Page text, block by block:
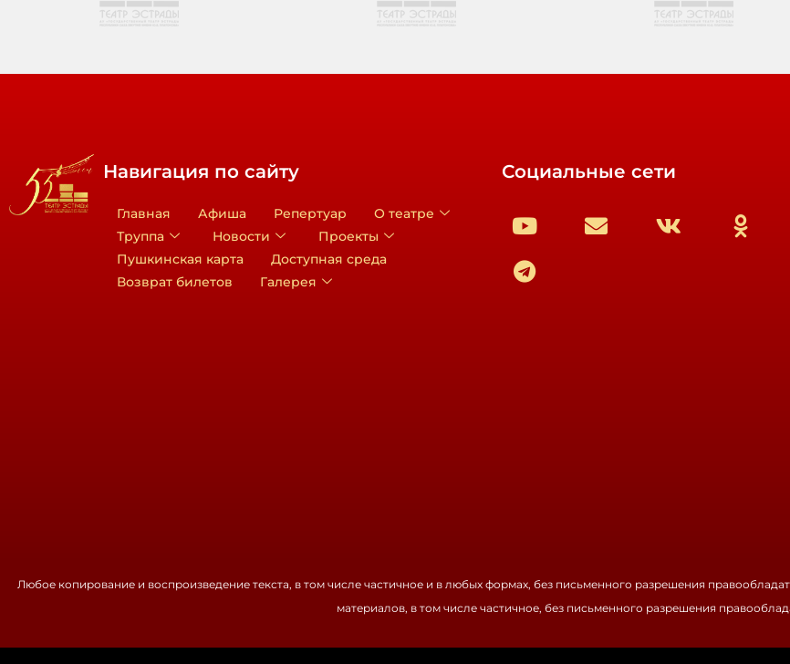
Навигация по сайту
Главная Афиша Репертуар
О театре
Труппа
Новости
Проекты
Пушкинская карта
Доступная среда
Возврат билетов
Галерея
Социальные сети
Любое копирование и воспроизведение текста, в том числе частичное и в любых формах, без письменного разрешения
материалов, в том числе частичное, без письменного разрешения